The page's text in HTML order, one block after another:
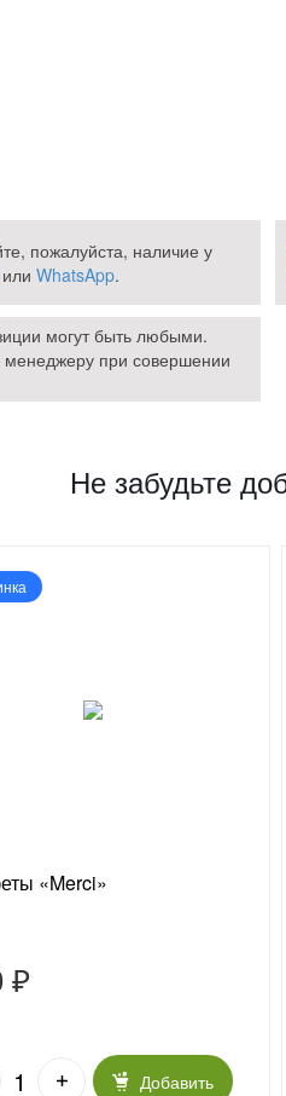
пожалуйста, наличие у
или WhatsApp.
могут быть любыми.
при совершении
Не забудьте
«Merci»
₽
Добавить